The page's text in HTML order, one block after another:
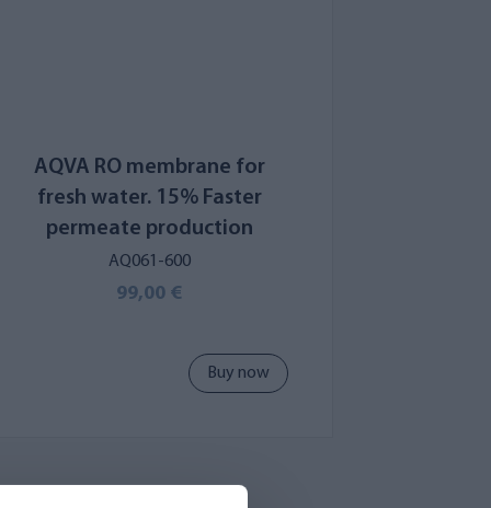
AQVA RO membrane for
fresh water. 15% Faster
permeate production
AQ061-600
99,00 €
Buy now